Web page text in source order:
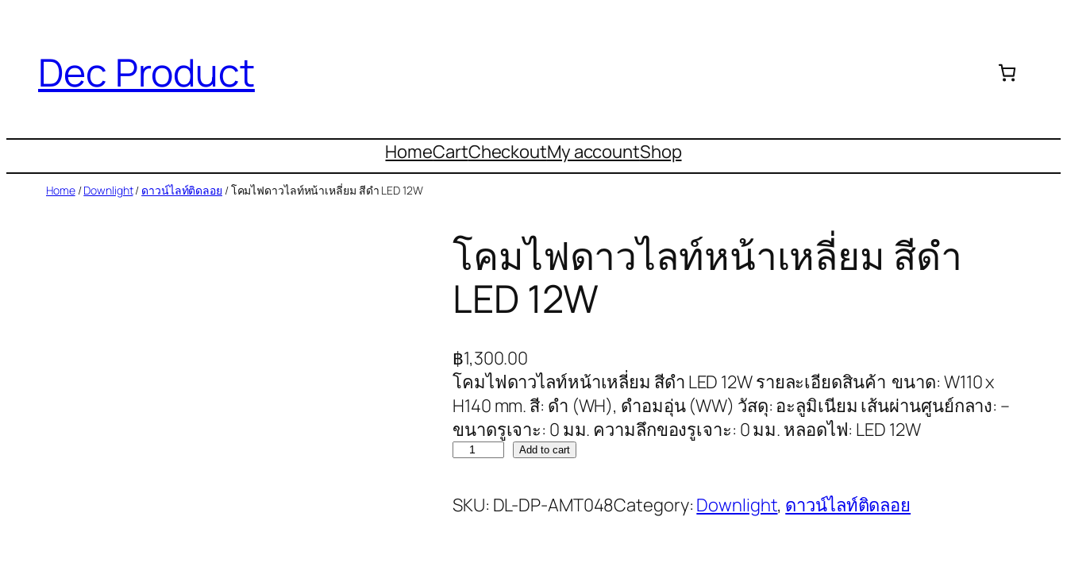
Dec Product
HomeCartCheckoutMy accountShop
Home/Downlight/ ดาวน์ไลท์ติดลอย / โคมไฟดาวไลท์หน้าเหลี่ยม สีดำ LED 12W
โคมไฟดาวไลท์หน้าเหลี่ยม สีดำ
LED 12W
฿1,300.00
โคมไฟดาวไลท์หน้าเหลี่ยม สีดำ LED 12W รายละเอียดสินค้า ขนาด: W110 x
H140 mm. สี: ดำ (WH), ดำอมอุ่น (WW) วัสดุ: อะลูมิเนียม เส้นผ่านศูนย์กลาง: –
ขนาดรูเจาะ: 0 มม. ความลึกของรูเจาะ: 0 มม. หลอดไฟ: LED 12W
Add to cart
SKU: DL-DP-AMT048Category: Downlight, ดาวน์ไลท์ติดลอย